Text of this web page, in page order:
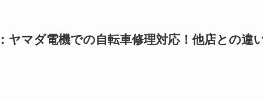
ヤマダ電機での自転車修理対応！他店との違